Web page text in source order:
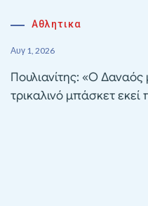
Αθλητικα
Αυγ 1, 2026
Πουλιανίτης: «Ο
τρικαλινό μπάσκετ εκεί